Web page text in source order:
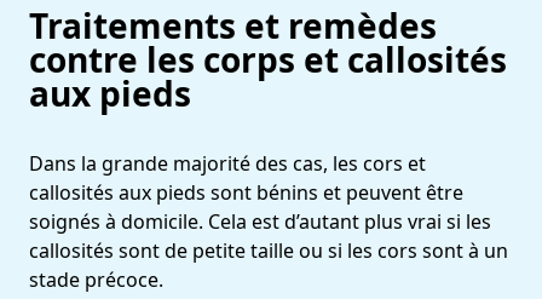
Traitements et remèdes
contre les corps et callosités
aux pieds
Dans la grande majorité des cas, les cors et
callosités aux pieds sont bénins et peuvent être
soignés à domicile. Cela est d’autant plus vrai si les
callosités sont de petite taille ou si les cors sont à un
stade précoce.